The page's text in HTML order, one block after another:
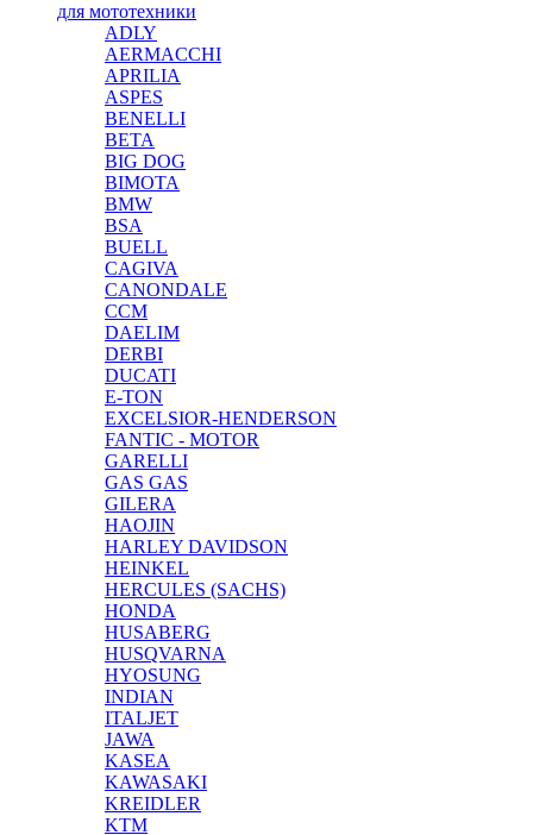
для мототехники
ADLY
AERMACCHI
APRILIA
ASPES
BENELLI
BETA
BIG DOG
BIMOTA
BMW
BSA
BUELL
CAGIVA
CANONDALE
CCM
DAELIM
DERBI
DUCATI
E-TON
EXCELSIOR-HENDERSON
FANTIC - MOTOR
GARELLI
GAS GAS
GILERA
HAOJIN
HARLEY DAVIDSON
HEINKEL
HERCULES (SACHS)
HONDA
HUSABERG
HUSQVARNA
HYOSUNG
INDIAN
ITALJET
JAWA
KASEA
KAWASAKI
KREIDLER
KTM